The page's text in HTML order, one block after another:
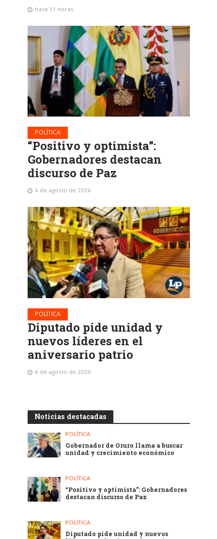
hace 11 horas
POLÍTICA
“Positivo y optimista”:
Gobernadores destacan
discurso de Paz
6 de agosto de 2026
POLÍTICA
Diputado pide unidad y
nuevos líderes en el
aniversario patrio
6 de agosto de 2026
Noticias destacadas
POLÍTICA
Gobernador de Oruro llama a buscar
unidad y crecimiento económico
POLÍTICA
“Positivo y optimista”: Gobernadores
destacan discurso de Paz
POLÍTICA
Diputado pide unidad y nuevos